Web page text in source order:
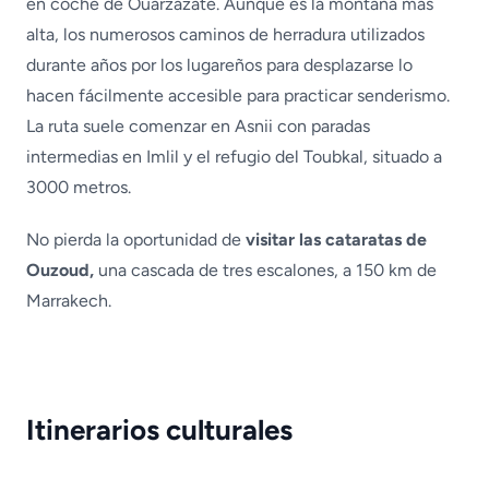
alta, los numerosos caminos de herradura utilizados
durante años por los lugareños para desplazarse lo
hacen fácilmente accesible para practicar senderismo.
La ruta suele comenzar en Asnii con paradas
intermedias en Imlil y el refugio del Toubkal, situado a
3000 metros.
No pierda la oportunidad de visitar las cataratas de
Ouzoud, una cascada de tres escalones, a 150 km de
Marrakech.
Itinerarios culturales